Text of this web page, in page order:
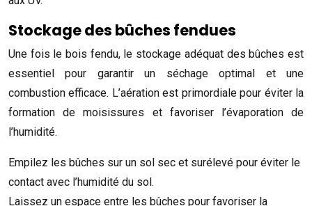
Stockage des bûches fendues
Une fois le bois fendu, le stockage adéquat des bûches est
essentiel pour garantir un séchage optimal et une
combustion efficace. L’aération est primordiale pour éviter la
formation de moisissures et favoriser l’évaporation de
l’humidité.
Empilez les bûches sur un sol sec et surélevé pour éviter le
contact avec l’humidité du sol.
Laissez un espace entre les bûches pour favoriser la